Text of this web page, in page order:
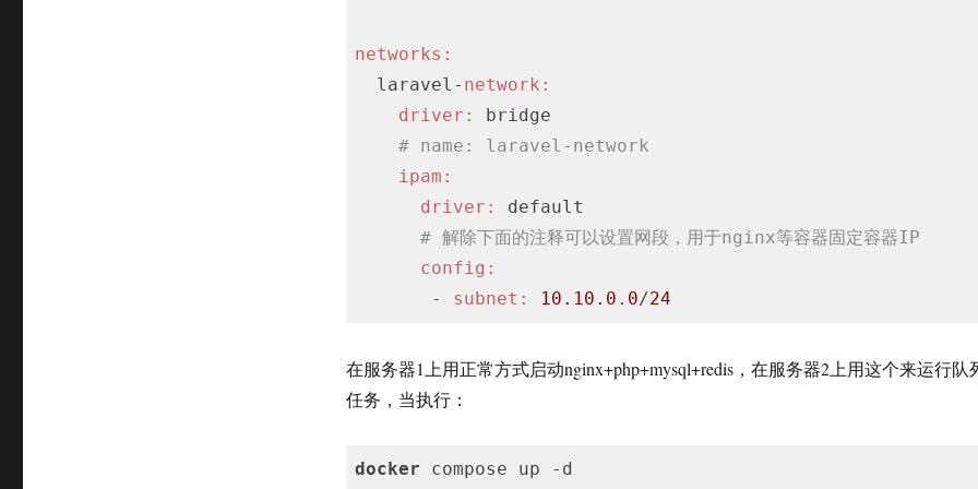
networks:
  laravel-
network:
driver:
bridge
# name: laravel-network
ipam:
driver:
default
# 解除下面的注释可以设置网段，用于nginx等容器固定容器IP
config:
       -
subnet: 10.10 . 0 . 0/24
在服务器1上用正常方式启动nginx+php+mysql+redis，在服务器2上用这个来运行队
任务，当执行：
docker compose up -d